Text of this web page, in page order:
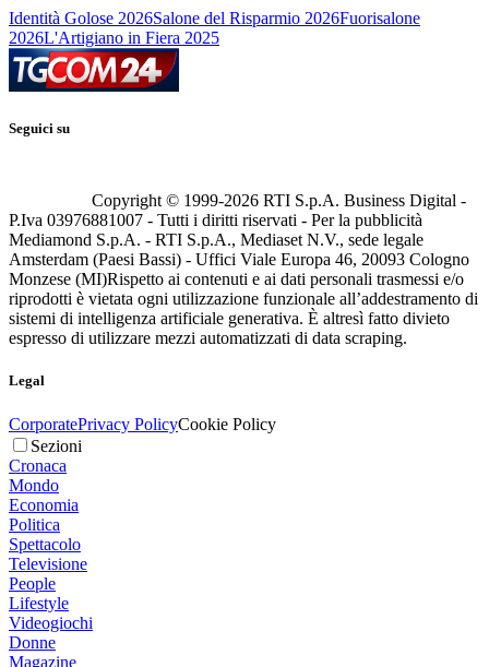
Identità Golose 2026Salone del Risparmio 2026Fuorisalone
2026L'Artigiano in Fiera 2025
Seguici su
Copyright © 1999-2026 RTI S.p.A. Business Digital -
P.Iva 03976881007 - Tutti i diritti riservati - Per la pubblicità
Mediamond S.p.A. - RTI S.p.A., Mediaset N.V., sede legale
Amsterdam (Paesi Bassi) - Uffici Viale Europa 46, 20093 Cologno
Monzese (MI)Rispetto ai contenuti e ai dati personali trasmessi e/o
riprodotti è vietata ogni utilizzazione funzionale all’addestramento di
sistemi di intelligenza artificiale generativa. È altresì fatto divieto
espresso di utilizzare mezzi automatizzati di data scraping.
Legal
CorporatePrivacy PolicyCookie Policy
Sezioni
Cronaca
Mondo
Economia
Politica
Spettacolo
Televisione
People
Lifestyle
Videogiochi
Donne
Magazine